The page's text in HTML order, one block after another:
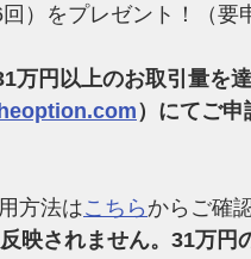
）をプレゼント！（要
万円以上のお取引量を
）にてご申
方法はこちら からご確
映されません。31万円